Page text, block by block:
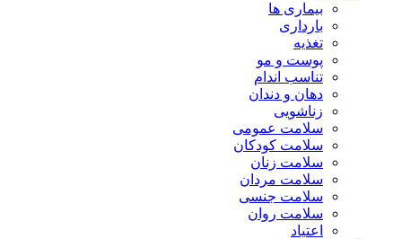
بیماری ها
بارداری
تغذیه
پوست و مو
تناسب اندام
دهان و دندان
زناشویی
سلامت عمومی
سلامت کودکان
سلامت زنان
سلامت مردان
سلامت جنسی
سلامت روان
اعتیاد